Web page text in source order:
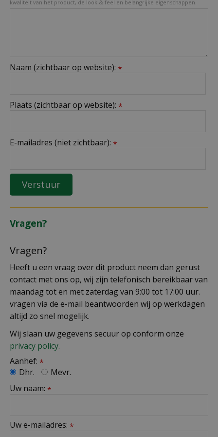
kwaliteit van het product, de look & feel en belangrijke eigenschappen.
Naam (zichtbaar op website): *
Plaats (zichtbaar op website): *
E-mailadres (niet zichtbaar): *
Vragen?
Vragen?
Heeft u een vraag over dit product neem dan gerust
contact met ons op, wij zijn telefonisch bereikbaar van
maandag tot en met zaterdag van 9:00 tot 17:00 uur.
vragen via de e-mail beantwoorden wij op werkdagen
altijd zo snel mogelijk.
Wij slaan uw gegevens secuur op conform onze
privacy policy.
Aanhef: *
Dhr.
Mevr.
Uw naam: *
Uw e-mailadres: *